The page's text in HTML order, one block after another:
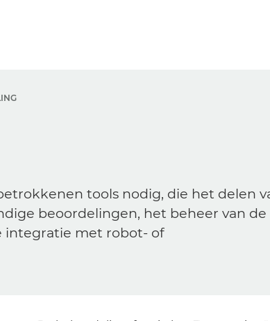
tools nodig, die het delen
beoordelingen, het beheer van de
integratie met robot- of